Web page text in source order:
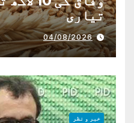
تیاری
04/08/2026
خبر و نظر